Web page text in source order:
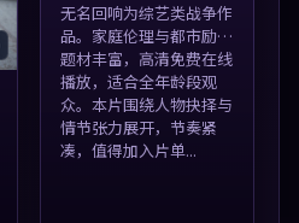
无名回响为综艺类战争作
品。家庭伦理与都市励志
题材丰富，高清免费在线
播放，适合全年龄段观
众。本片围绕人物抉择与
情节张力展开，节奏紧
凑，值得加入片单...